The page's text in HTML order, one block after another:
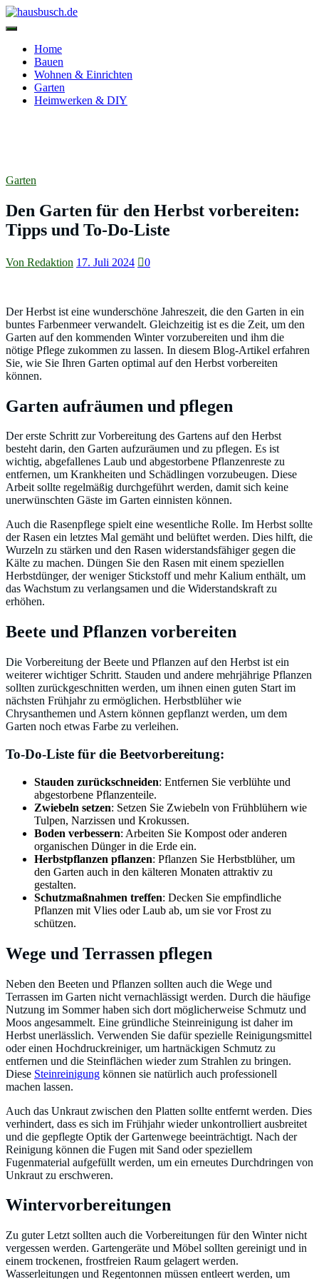
Zum
Inhalt
hausbusch.de
Home
Bauen
Wohnen & Einrichten
Garten
Heimwerken & DIY
Garten
Den Garten für den Herbst vorbereiten:
Tipps und To-Do-Liste
Von Redaktion 17. Juli 2024 0
Der Herbst ist eine wunderschöne Jahreszeit, die den Garten in ein
buntes Farbenmeer verwandelt. Gleichzeitig ist es die Zeit, um den
Garten auf den kommenden Winter vorzubereiten und ihm die
nötige Pflege zukommen zu lassen. In diesem Blog-Artikel erfahren
Sie, wie Sie Ihren Garten optimal auf den Herbst vorbereiten
können.
Garten aufräumen und pflegen
Der erste Schritt zur Vorbereitung des Gartens auf den Herbst
besteht darin, den Garten aufzuräumen und zu pflegen. Es ist
wichtig, abgefallenes Laub und abgestorbene Pflanzenreste zu
entfernen, um Krankheiten und Schädlingen vorzubeugen. Diese
Arbeit sollte regelmäßig durchgeführt werden, damit sich keine
unerwünschten Gäste im Garten einnisten können.
Auch die Rasenpflege spielt eine wesentliche Rolle. Im Herbst sollte
der Rasen ein letztes Mal gemäht und belüftet werden. Dies hilft, die
Wurzeln zu stärken und den Rasen widerstandsfähiger gegen die
Kälte zu machen. Düngen Sie den Rasen mit einem speziellen
Herbstdünger, der weniger Stickstoff und mehr Kalium enthält, um
das Wachstum zu verlangsamen und die Widerstandskraft zu
erhöhen.
Beete und Pflanzen vorbereiten
Die Vorbereitung der Beete und Pflanzen auf den Herbst ist ein
weiterer wichtiger Schritt. Stauden und andere mehrjährige Pflanzen
sollten zurückgeschnitten werden, um ihnen einen guten Start im
nächsten Frühjahr zu ermöglichen. Herbstblüher wie
Chrysanthemen und Astern können gepflanzt werden, um dem
Garten noch etwas Farbe zu verleihen.
To-Do-Liste für die Beetvorbereitung:
Stauden zurückschneiden: Entfernen Sie verblühte und
abgestorbene Pflanzenteile.
Zwiebeln setzen: Setzen Sie Zwiebeln von Frühblühern wie
Tulpen, Narzissen und Krokussen.
Boden verbessern: Arbeiten Sie Kompost oder anderen
organischen Dünger in die Erde ein.
Herbstpflanzen pflanzen: Pflanzen Sie Herbstblüher, um
den Garten auch in den kälteren Monaten attraktiv zu
gestalten.
Schutzmaßnahmen treffen: Decken Sie empfindliche
Pflanzen mit Vlies oder Laub ab, um sie vor Frost zu
schützen.
Wege und Terrassen pflegen
Neben den Beeten und Pflanzen sollten auch die Wege und
Terrassen im Garten nicht vernachlässigt werden. Durch die häufige
Nutzung im Sommer haben sich dort möglicherweise Schmutz und
Moos angesammelt. Eine gründliche Steinreinigung ist daher im
Herbst unerlässlich. Verwenden Sie dafür spezielle Reinigungsmittel
oder einen Hochdruckreiniger, um hartnäckigen Schmutz zu
entfernen und die Steinflächen wieder zum Strahlen zu bringen.
Diese Steinreinigung können sie natürlich auch professionell
machen lassen.
Auch das Unkraut zwischen den Platten sollte entfernt werden. Dies
verhindert, dass es sich im Frühjahr wieder unkontrolliert ausbreitet
und die gepflegte Optik der Gartenwege beeinträchtigt. Nach der
Reinigung können die Fugen mit Sand oder speziellem
Fugenmaterial aufgefüllt werden, um ein erneutes Durchdringen von
Unkraut zu erschweren.
Wintervorbereitungen
Zu guter Letzt sollten auch die Vorbereitungen für den Winter nicht
vergessen werden. Gartengeräte und Möbel sollten gereinigt und in
einem trockenen, frostfreien Raum gelagert werden.
Wasserleitungen und Regentonnen müssen entleert werden, um